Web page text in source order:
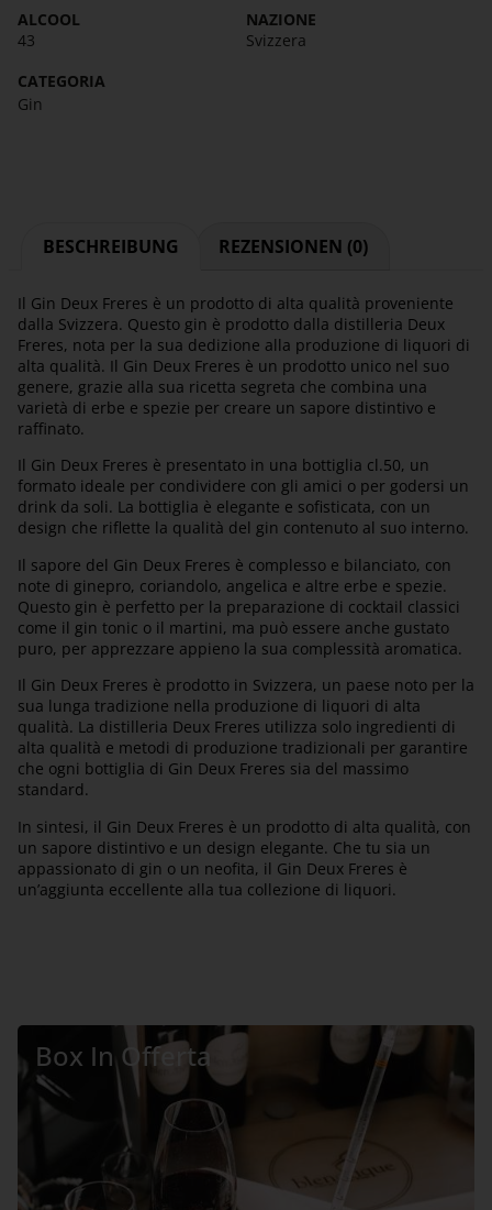
ALCOOL
43
NAZIONE
Svizzera
CATEGORIA
Gin
BESCHREIBUNG REZENSIONEN (0)
Il Gin Deux Freres è un prodotto di alta qualità proveniente
dalla Svizzera. Questo gin è prodotto dalla distilleria Deux
Freres, nota per la sua dedizione alla produzione di liquori di
alta qualità. Il Gin Deux Freres è un prodotto unico nel suo
genere, grazie alla sua ricetta segreta che combina una
varietà di erbe e spezie per creare un sapore distintivo e
raffinato.
Il Gin Deux Freres è presentato in una bottiglia cl.50, un
formato ideale per condividere con gli amici o per godersi un
drink da soli. La bottiglia è elegante e sofisticata, con un
design che riflette la qualità del gin contenuto al suo interno.
Il sapore del Gin Deux Freres è complesso e bilanciato, con
note di ginepro, coriandolo, angelica e altre erbe e spezie.
Questo gin è perfetto per la preparazione di cocktail classici
come il gin tonic o il martini, ma può essere anche gustato
puro, per apprezzare appieno la sua complessità aromatica.
Il Gin Deux Freres è prodotto in Svizzera, un paese noto per la
sua lunga tradizione nella produzione di liquori di alta
qualità. La distilleria Deux Freres utilizza solo ingredienti di
alta qualità e metodi di produzione tradizionali per garantire
che ogni bottiglia di Gin Deux Freres sia del massimo
standard.
In sintesi, il Gin Deux Freres è un prodotto di alta qualità, con
un sapore distintivo e un design elegante. Che tu sia un
appassionato di gin o un neofita, il Gin Deux Freres è
un’aggiunta eccellente alla tua collezione di liquori.
Box In Offerta